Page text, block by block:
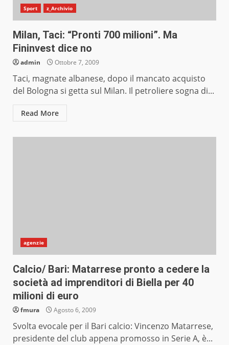
Sport z_Archivio
Milan, Taci: “Pronti 700 milioni”. Ma
Fininvest dice no
admin Ottobre 7, 2009
Taci, magnate albanese, dopo il mancato acquisto
del Bologna si getta sul Milan. Il petroliere sogna di...
Read More
agenzie
Calcio/ Bari: Matarrese pronto a cedere la
società ad imprenditori di Biella per 40
milioni di euro
fmura Agosto 6, 2009
Svolta evocale per il Bari calcio: Vincenzo Matarrese,
presidente del club appena promosso in Serie A, è...